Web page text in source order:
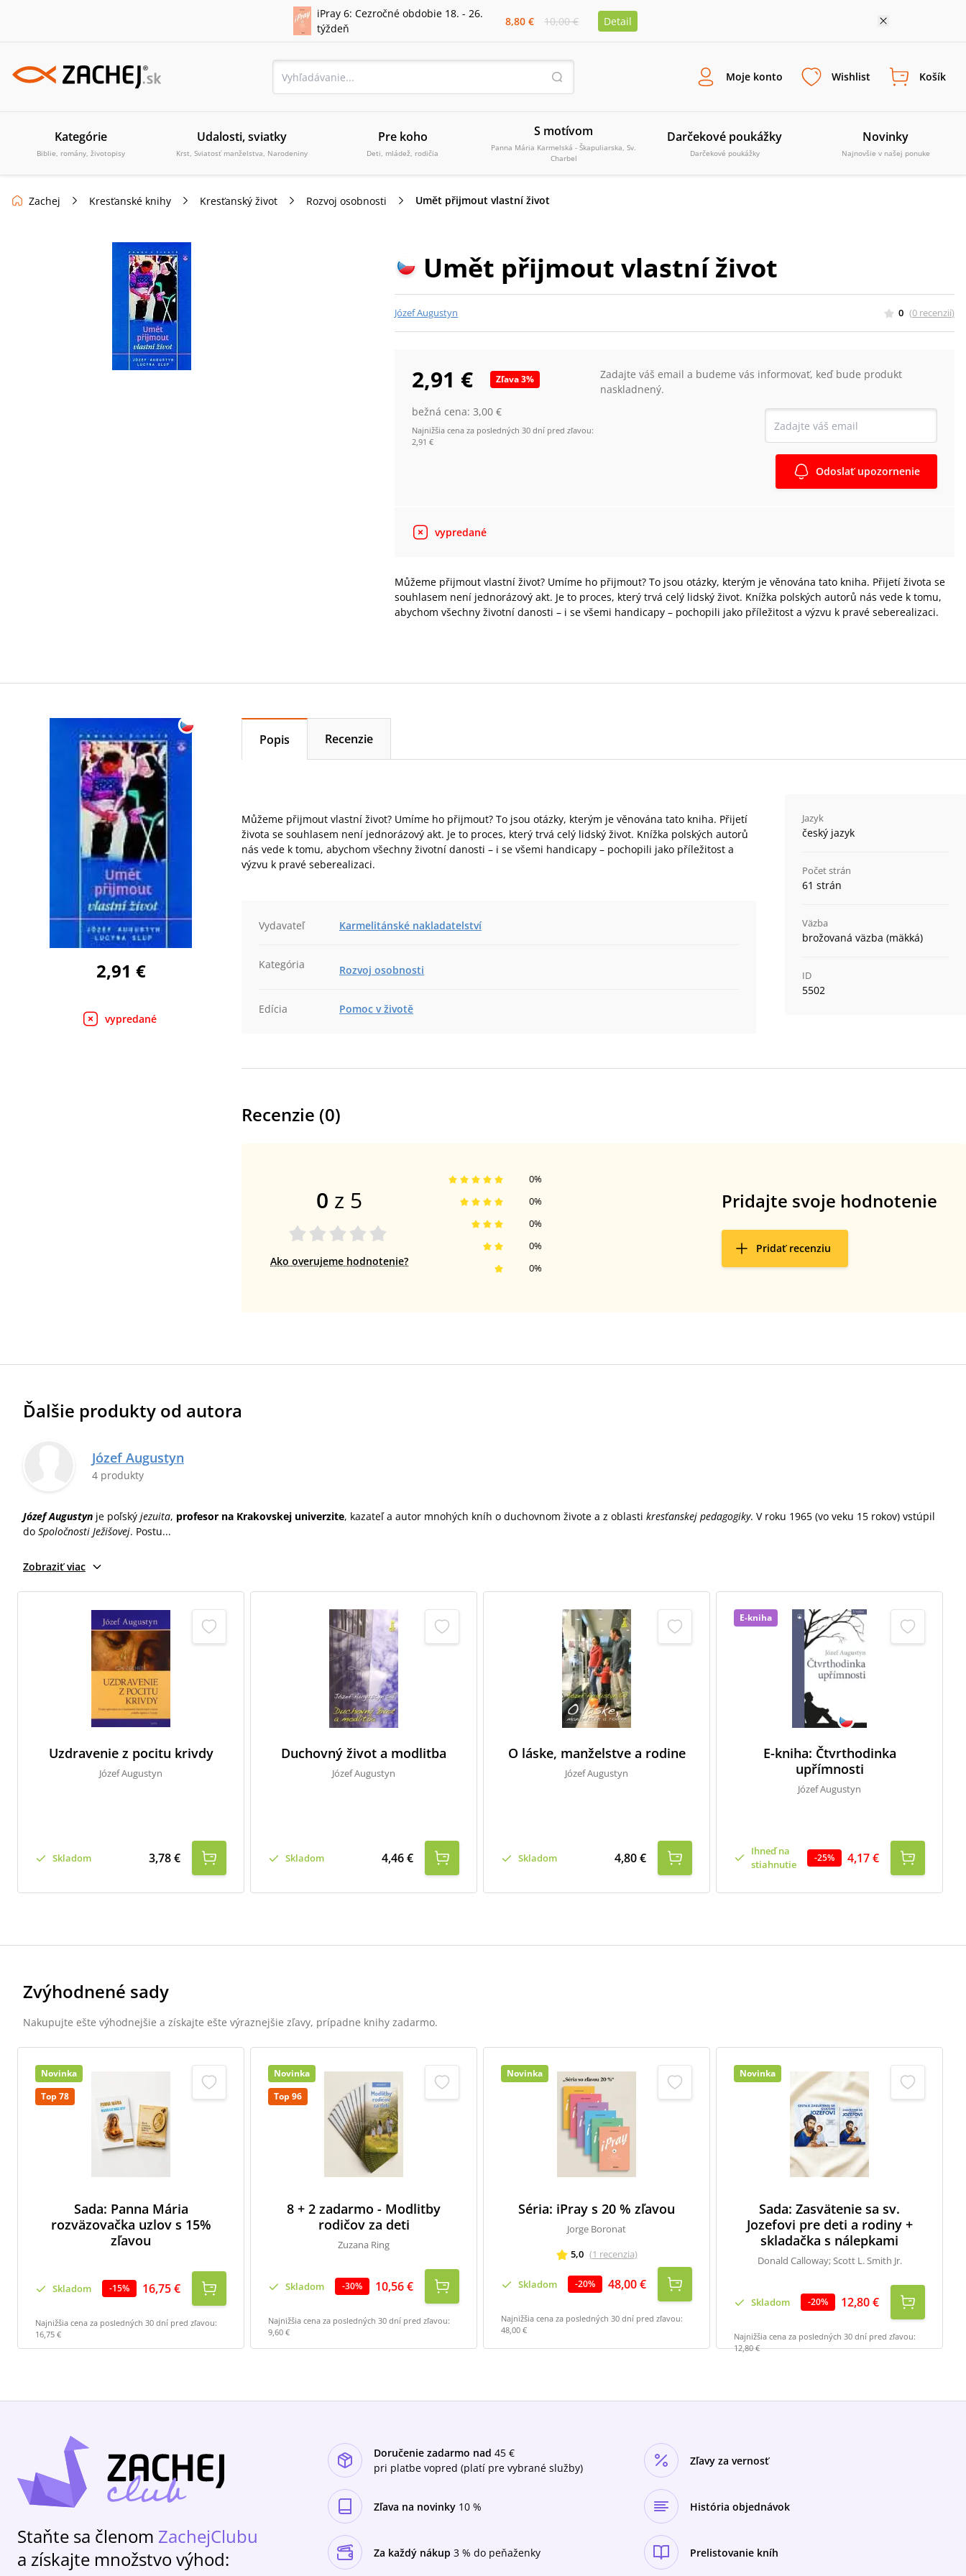
iPray 6: Cezročné obdobie 18. - 26.
týždeň
8,80 € 10,00 € Detail
Moje konto Wishlist Košík
Kategórie
Biblie, romány, životopisy
Udalosti, sviatky
Krst, Sviatosť manželstva, Narodeniny
Pre koho
Deti, mládež, rodičia
S motívom
Panna Mária Karmelská - Škapuliarska, Sv.
Charbel
Darčekové poukážky
Darčekové poukážky
Novinky
Najnovšie v našej ponuke
Zachej Kresťanské knihy Kresťanský život Rozvoj osobnosti Umět přijmout vlastní život
Umět přijmout vlastní život
Józef Augustyn 0 (0 recenzií)
2,91 € Zľava3%
bežná cena:3,00 €
Najnižšia cena za posledných 30 dní pred zľavou:
2,91 €
Zadajte váš email a budeme vás informovať, keď bude produkt
naskladnený.
Odoslať upozornenie
vypredané
Můžeme přijmout vlastní život? Umíme ho přijmout? To jsou otázky, kterým je věnována tato kniha. Přijetí života se
souhlasem není jednorázový akt. Je to proces, který trvá celý lidský život. Knížka polských autorů nás vede k tomu,
abychom všechny životní danosti – i se všemi handicapy – pochopili jako příležitost a výzvu k pravé seberealizaci.
2,91 €
vypredané
Popis Recenzie
Můžeme přijmout vlastní život? Umíme ho přijmout? To jsou otázky, kterým je věnována tato kniha. Přijetí
života se souhlasem není jednorázový akt. Je to proces, který trvá celý lidský život. Knížka polských autorů
nás vede k tomu, abychom všechny životní danosti – i se všemi handicapy – pochopili jako příležitost a
výzvu k pravé seberealizaci.
Vydavateľ Karmelitánské nakladatelství
Kategória Rozvoj osobnosti
Edícia Pomoc v životě
Jazyk
český jazyk
Počet strán
61 strán
Väzba
brožovaná väzba (mäkká)
ID
5502
Recenzie (0)
0 z 5
Ako overujeme hodnotenie? 0%
0%
0%
0%
0%
Pridajte svoje hodnotenie
Pridať recenziu
Ďalšie produkty od autora
Józef Augustyn
4 produkty
Józef Augustyn je poľský jezuita, profesor na Krakovskej univerzite, kazateľ a autor mnohých kníh o duchovnom živote a z oblasti kresťanskej pedagogiky. V roku 1965 (vo veku 15 rokov) vstúpil
do Spoločnosti Ježišovej. Postu...
Zobraziť viac
Uzdravenie z pocitu krivdy
Józef Augustyn
Skladom 3,78 €
Duchovný život a modlitba
Józef Augustyn
Skladom 4,46 €
O láske, manželstve a rodine
Józef Augustyn
Skladom 4,80 €
E-kniha
E-kniha: Čtvrthodinka
upřímnosti
Józef Augustyn
Ihneď na
stiahnutie
-25% 4,17 €
Zvýhodnené sady
Nakupujte ešte výhodnejšie a získajte ešte výraznejšie zľavy, prípadne knihy zadarmo.
Novinka
Top 78
Sada: Panna Mária
rozväzovačka uzlov s 15%
zľavou
Skladom -15% 16,75 €
Najnižšia cena za posledných 30 dní pred zľavou:
16,75 €
Novinka
Top 96
8 + 2 zadarmo - Modlitby
rodičov za deti
Zuzana Ring
Skladom -30% 10,56 €
Najnižšia cena za posledných 30 dní pred zľavou:
9,60 €
Novinka
Séria: iPray s 20 % zľavou
Jorge Boronat
5,0 (1 recenzia)
Skladom -20% 48,00 €
Najnižšia cena za posledných 30 dní pred zľavou:
48,00 €
Novinka
Sada: Zasvätenie sa sv.
Jozefovi pre deti a rodiny +
skladačka s nálepkami
Donald Calloway; Scott L. Smith Jr.
Skladom -20% 12,80 €
Najnižšia cena za posledných 30 dní pred zľavou:
12,80 €
Staňte sa členom ZachejClubu
a získajte množstvo výhod:
Doručenie zadarmo nad 45 €
pri platbe vopred (platí pre vybrané služby)
Zľavy za vernosť
Zľava na novinky 10 % História objednávok
Za každý nákup 3 % do peňaženky Prelistovanie kníh